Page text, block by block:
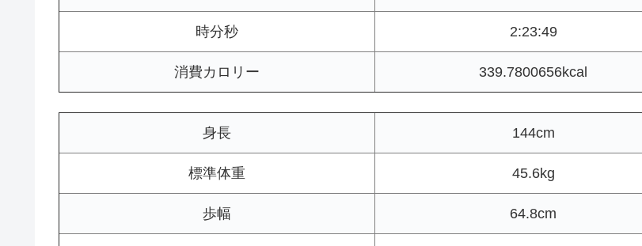
時分秒 2:23:49
消費カロリー 339.7800656kcal
身長 144cm
標準体重 45.6kg
歩幅 64.8cm